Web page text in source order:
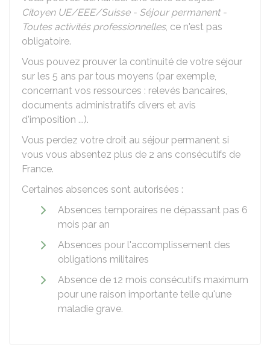
Citoyen UE/EEE/Suisse - Séjour permanent -
Toutes activités professionnelles, ce n'est pas
obligatoire.
Vous pouvez prouver la continuité de votre séjour
sur les 5 ans par tous moyens (par exemple,
concernant vos ressources : relevés bancaires,
documents administratifs divers et avis
d'imposition ...).
Vous perdez votre droit au séjour permanent si
vous vous absentez plus de 2 ans consécutifs de
France.
Certaines absences sont autorisées :
Absences temporaires ne dépassant pas 6
mois par an
Absences pour l'accomplissement des
obligations militaires
Absence de 12 mois consécutifs maximum
pour une raison importante telle qu'une
maladie grave.